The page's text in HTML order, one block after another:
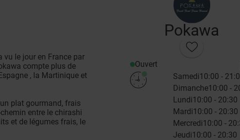
Pokawa
Ouvert
Samedi10:00 -
Dimanche10:00 -
Lundi10:00 - 20:30
Mardi10:00 - 20:30
Mercredi10:00 -
Jeudi10:00 - 20:30
vu le jour en France par
compte plus de
, la Martinique et
plat gourmand, frais
entre le chirashi
et de légumes frais, le